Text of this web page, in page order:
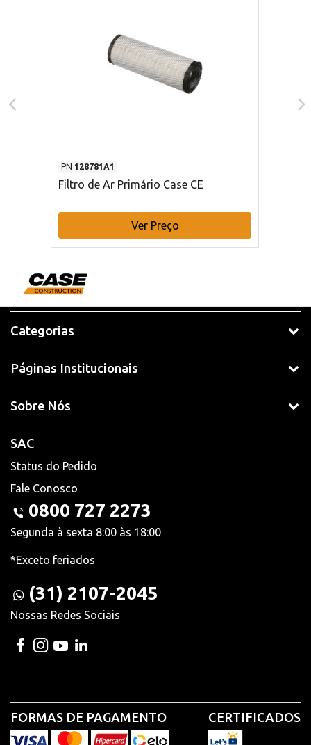
PN 128781A1
Filtro de Ar Primário Case CE
Ver Preço
Categorias
Páginas Institucionais
Sobre Nós
SAC
Status do Pedido
Fale Conosco
0800 727 2273
Segunda à sexta 8:00 às 18:00
*Exceto feriados
(31) 2107-2045
Nossas Redes Sociais
FORMAS DE PAGAMENTO CERTIFICADOS